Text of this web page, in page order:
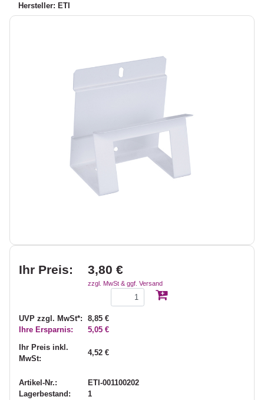
Hersteller: ETI
Ihr Preis: 3,80 €
zzgl. MwSt & ggf. Versand
UVP zzgl. MwSt*:
8,85 €
Ihre Ersparnis:
5,05 €
Ihr Preis inkl.
MwSt:
4,52 €
Artikel-Nr.:
ETI-001100202
Lagerbestand:
1